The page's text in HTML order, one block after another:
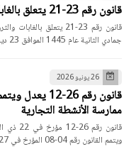
قانون رقم 23-21 يتعلق بالغابات والثروات الغابية PDF
جمادي الثانية عام 1445 الموافق 23 ديسم…
26 يونيو 2026
ممارسة الأنشطة التجارية
ويتمم القانون رقم 04-08 المؤرخ في 27 جماد…